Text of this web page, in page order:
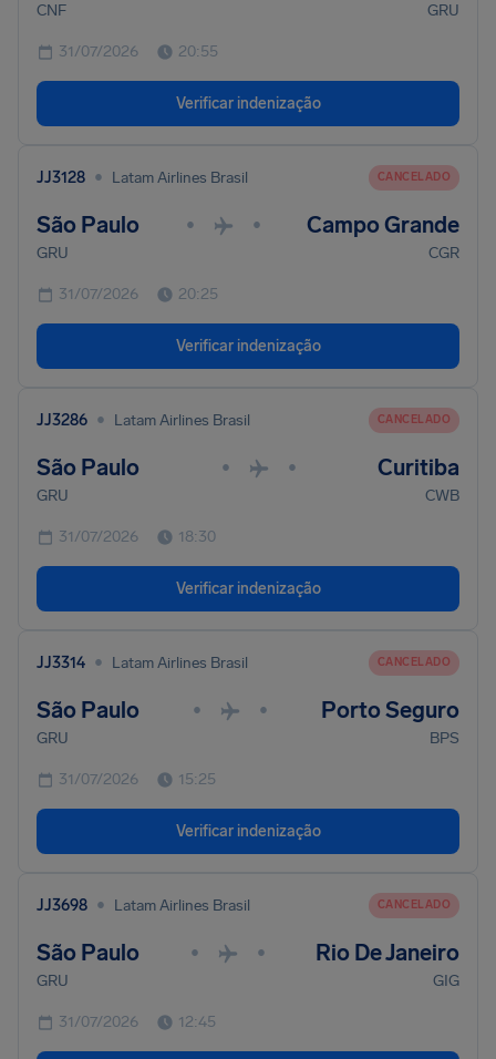
CNF GRU
31/07/2026 20:55
Verificar indenização
JJ3128 • Latam Airlines Brasil CANCELADO
São Paulo • • Campo Grande
GRU CGR
31/07/2026 20:25
Verificar indenização
JJ3286 • Latam Airlines Brasil CANCELADO
São Paulo • • Curitiba
GRU CWB
31/07/2026 18:30
Verificar indenização
JJ3314 • Latam Airlines Brasil CANCELADO
São Paulo • • Porto Seguro
GRU BPS
31/07/2026 15:25
Verificar indenização
JJ3698 • Latam Airlines Brasil CANCELADO
São Paulo • • Rio De Janeiro
GRU GIG
31/07/2026 12:45